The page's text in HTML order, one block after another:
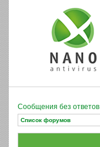
Сообщения без ответов
Список форумов